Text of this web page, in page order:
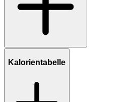
Kalorientabelle